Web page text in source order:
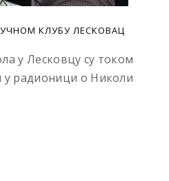
КЛУБУ ЛЕСКОВАЦ
у Лесковцу су током
у радионици о Николи